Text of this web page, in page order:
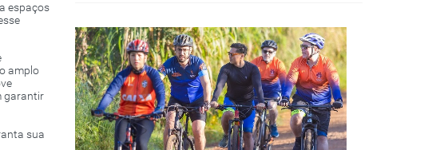
espaços
amplo
garantir
sua